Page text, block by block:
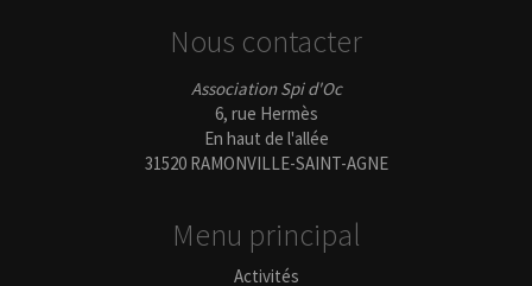
Nous contacter
Association Spi d'Oc
6, rue Hermès
En haut de l'allée
31520 RAMONVILLE-SAINT-AGNE
Menu principal
Activités